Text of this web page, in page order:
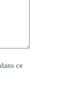
ce